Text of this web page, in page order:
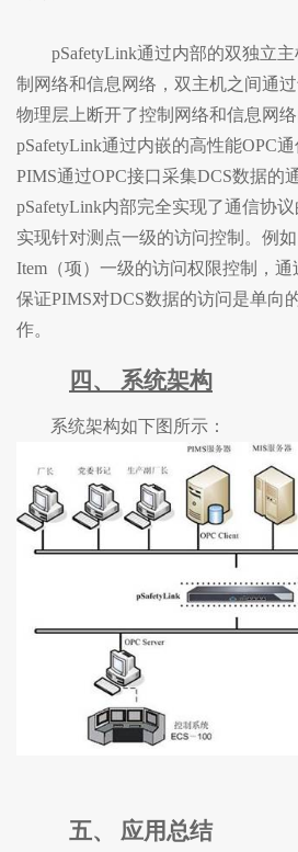
pSafetyLink通过内部的双独立
制网络和信息网络，双主机之间通
物理层上断开了控制网络和信息网
pSafetyLink通过内嵌的高性能OPC
PIMS通过OPC接口采集DCS数据的
pSafetyLink内部完全实现了通信协
实现针对测点一级的访问控制。例
Item（项）一级的访问权限控制，
保证PIMS对DCS数据的访问是单向
作。
四、 系统架构
系统架构如下图所示：
五、 应用总结